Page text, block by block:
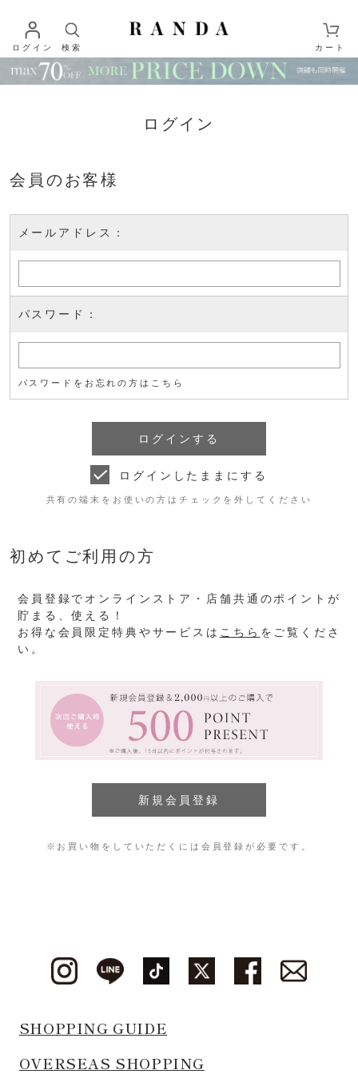
ログイン 検索 カート
ログイン
会員のお客様
メールアドレス：
パスワード：
パスワードをお忘れの方はこちら
ログインしたままにする
共有の端末をお使いの方はチェックを外してください
初めてご利用の方
会員登録でオンラインストア・店舗共通のポイントが
貯まる、使える！
お得な会員限定特典やサービスは こちら をご覧くださ
い。
※お買い物をしていただくには会員登録が必要です。
SHOPPING GUIDE
OVERSEAS SHOPPING